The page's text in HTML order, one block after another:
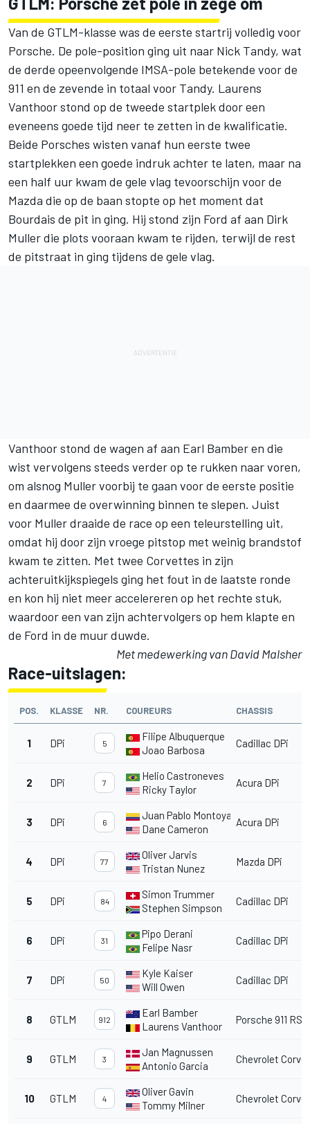
Van de GTLM-klasse was de eerste startrij volledig voor
Porsche. De pole-position ging uit naar Nick Tandy, wat
de derde opeenvolgende IMSA-pole betekende voor de
911 en de zevende in totaal voor Tandy. Laurens
Vanthoor stond op de tweede startplek door een
eveneens goede tijd neer te zetten in de kwalificatie.
Beide Porsches wisten vanaf hun eerste twee
startplekken een goede indruk achter te laten, maar na
een half uur kwam de gele vlag tevoorschijn voor de
Mazda die op de baan stopte op het moment dat
Bourdais de pit in ging. Hij stond zijn Ford af aan Dirk
Muller die plots vooraan kwam te rijden, terwijl de rest
de pitstraat in ging tijdens de gele vlag.
Vanthoor stond de wagen af aan Earl Bamber en die
wist vervolgens steeds verder op te rukken naar voren,
om alsnog Muller voorbij te gaan voor de eerste positie
en daarmee de overwinning binnen te slepen. Juist
voor Muller draaide de race op een teleurstelling uit,
omdat hij door zijn vroege pitstop met weinig brandstof
kwam te zitten. Met twee Corvettes in zijn
achteruitkijkspiegels ging het fout in de laatste ronde
en kon hij niet meer accelereren op het rechte stuk,
waardoor een van zijn achtervolgers op hem klapte en
de Ford in de muur duwde.
Met medewerking van David Malsher
Race-uitslagen:
POS. KLASSE NR. COUREURS CHASSIS
1 DPi 5
Filipe Albuquerque
Joao Barbosa
Cadillac DPi
2 DPi 7
Helio Castroneves
Ricky Taylor
Acura DPi
3 DPi 6
Juan Pablo Montoya
Dane Cameron
Acura DPi
4 DPi 77
Oliver Jarvis
Tristan Nunez
Mazda DPi
5 DPi 84
Simon Trummer
Stephen Simpson
Cadillac DPi
6 DPi 31
Pipo Derani
Felipe Nasr
Cadillac DPi
7 DPi 50
Kyle Kaiser
Will Owen
Cadillac DPi
8 GTLM 912
Earl Bamber
Laurens Vanthoor
Porsche 911 RSR
9 GTLM 3
Jan Magnussen
Antonio Garcia
Chevrolet
10 GTLM 4
Oliver Gavin
Tommy Milner
Chevrolet